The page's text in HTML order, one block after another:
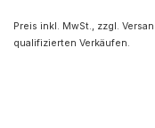
Preis inkl. MwSt., zzgl.
qualifizierten Verkäufen.